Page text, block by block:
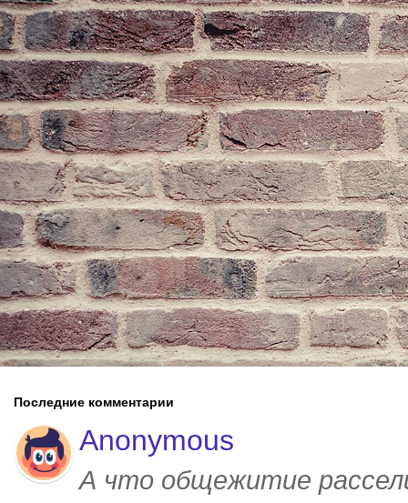
Последние комментарии
Anonymous
А что общежитие